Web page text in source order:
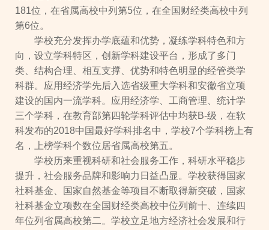
181位，在省属高校中列第5位，在全国财经类高校中列
第6位。
学校充分发挥办学底蕴和优势，凝练学科特色和方
向，设立学科特区，创新学科建设平台，形成了多门
类、结构合理、相互支撑、优势和特色明显的经管类学
科群。应用经济学先后入选省级重大学科和安徽省立项
建设的国内一流学科。应用经济学、工商管理、统计学
三个学科，在教育部第四轮学科评估中均获B-级，在软
科发布的2018中国最好学科排名中，学校7个学科榜上有
名，上榜学科个数位居省属高校第五。
学校历来重视科研和社会服务工作，科研水平稳步
提升，社会服务品牌和影响力日益凸显。学校获得国家
社科基金、国家自然基金等项目不断取得新突破，国家
社科基金立项数在全国财经类高校中位列前十、连续四
年位列省属高校第二。学校立足地方经济社会发展和行